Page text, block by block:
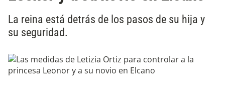
La reina está detrás de los pasos de su hija y
su seguridad.